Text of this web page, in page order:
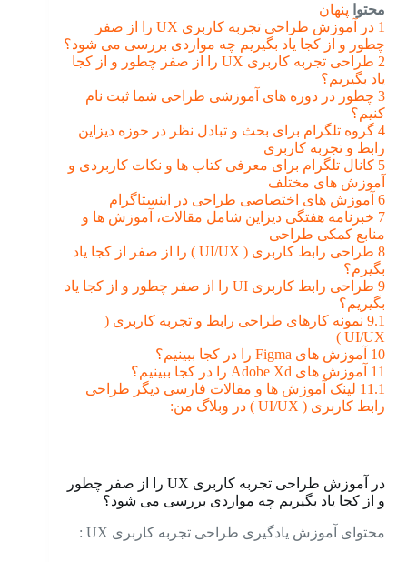
محتوا پنهان
1
در آموزش طراحی تجربه کاربری UX را از صفر
چطور و از کجا یاد بگیریم چه مواردی بررسی می شود؟
2
طراحی تجربه کاربری UX را از صفر چطور و از کجا
یاد بگیریم؟
3 چطور در دوره های آموزشی طراحی شما ثبت نام
کنیم؟
4 گروه تلگرام برای بحث و تبادل نظر در حوزه دیزاین
رابط و تجربه کاربری
5 کانال تلگرام برای معرفی کتاب ها و نکات کاربردی و
آموزش های مختلف
6 آموزش های اختصاصی طراحی در اینستاگرام
7 خبرنامه هفتگی دیزاین شامل مقالات، آموزش ها و
منابع کمکی طراحی
8
طراحی رابط کاربری ( UI/UX ) را از صفر از کجا یاد
بگیرم؟
9
طراحی رابط کاربری UI را از صفر چطور و از کجا یاد
بگیریم؟
9.1 نمونه کارهای طراحی رابط و تجربه کاربری (
UI/UX )
10 آموزش های Figma را در کجا ببینیم؟
11 آموزش های Adobe Xd را در کجا ببینیم؟
11.1 لینک آموزش ها و مقالات فارسی دیگر طراحی
رابط کاربری ( UI/UX ) در وبلاگ من:
در آموزش طراحی تجربه کاربری UX را از صفر چطور
و از کجا یاد بگیریم چه مواردی بررسی می شود؟
محتوای آموزش یادگیری طراحی تجربه کاربری UX :